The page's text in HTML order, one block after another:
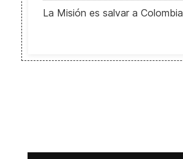
La Misión es salvar a Colombia